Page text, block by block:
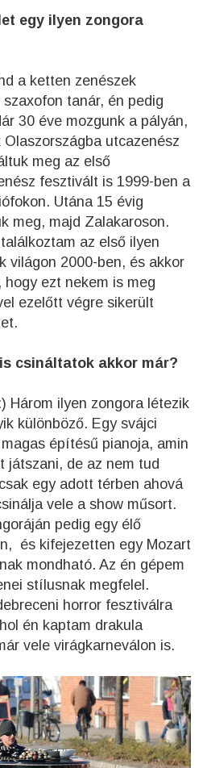
egy ilyen zongora
a ketten zenészek
tanár, én pedig
30 éve mozgunk a pályán,
utcazenész
meg az első
fesztivált is 1999-ben a
Utána 15 évig
meg, majd Zalakaroson.
az első ilyen
világon 2000-ben, és akkor
hogy ezt nekem is meg
ezelőtt végre sikerült
csináltatok akkor már?
Három ilyen zongora létezik
különböző. Egy svájci
építésű pianoja, amin
játszani, de az nem tud
egy adott térben ahová
vele a show műsort.
pedig egy élő
és kifejezetten egy Mozart
mondható. Az én gépem
stílusnak megfelel.
horror fesztiválra
én kaptam drakula
vele virágkarneválon is.